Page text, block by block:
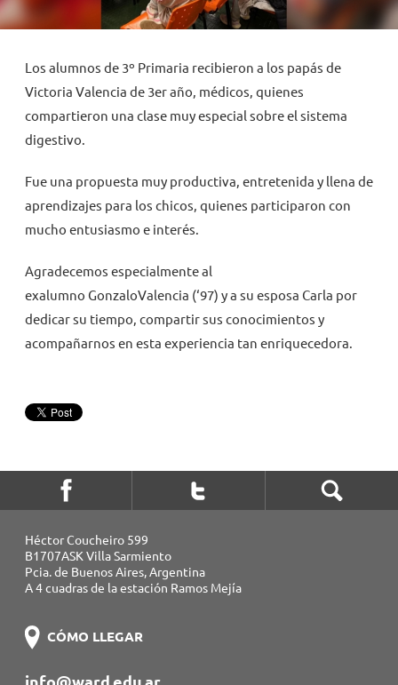
Los alumnos de 3º Primaria recibieron a los papás de
Victoria Valencia de 3er año, médicos, quienes
compartieron una clase muy especial sobre el sistema
digestivo.
Fue una propuesta muy productiva, entretenida y llena de
aprendizajes para los chicos, quienes participaron con
mucho entusiasmo e interés.
Agradecemos especialmente al
exalumno GonzaloValencia (‘97) ya su esposa Carla por
dedicar su tiempo, compartir sus conocimientos y
acompañarnos en esta experiencia tan enriquecedora.
Héctor Coucheiro 599
B1707ASK Villa Sarmiento
Pcia. de Buenos Aires, Argentina
A 4 cuadras de la estación Ramos Mejía
CÓMO LLEGAR
info@ward.edu.ar